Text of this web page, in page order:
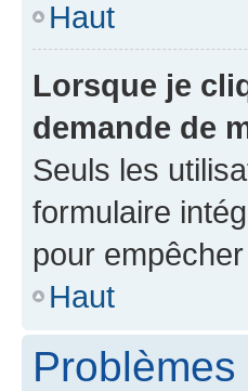
Haut
Lorsque je
demande de
Seuls les
formulaire
pour
Haut